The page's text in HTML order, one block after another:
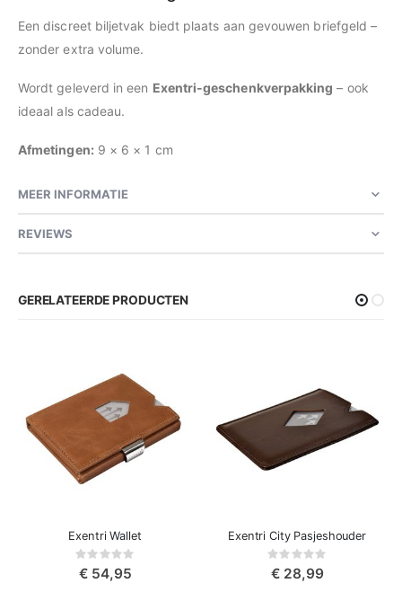
Een discreet biljetvak biedt plaats aan gevouwen briefgeld –
zonder extra volume.
Wordt geleverd in een Exentri-geschenkverpakking – ook
ideaal als cadeau.
Afmetingen: 9 × 6 × 1 cm
MEER INFORMATIE
REVIEWS
GERELATEERDE PRODUCTEN
Exentri Wallet
Rating:
€ 54,95
Exentri City Pasjeshouder
Rating:
€ 28,99